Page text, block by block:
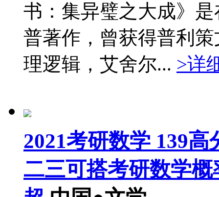
书：集异璧之大成》
普著作，曾获得普利
理逻辑，艾舍尔... >详
2021考研数学 139
二三可搭考研数学